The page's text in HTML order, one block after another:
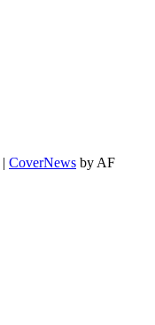
| CoverNews by AF